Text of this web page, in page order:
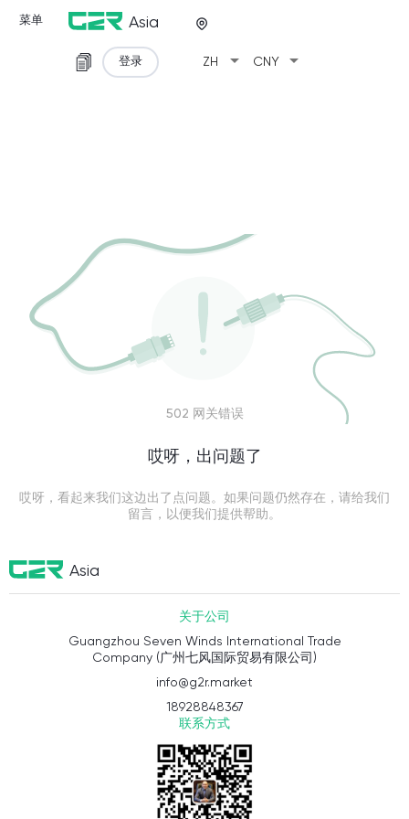
菜单 Asia
ZH arrow_drop_down CNY arrow_drop_down
登录
502 网关错误
哎呀，出问题了
哎呀，看起来我们这边出了点问题。如果问题仍然存在，请给我们
留言，以便我们提供帮助。
Asia
关于公司
Guangzhou Seven Winds International Trade
Company (广州七风国际贸易有限公司)
info@g2r.market
18928848367
联系方式